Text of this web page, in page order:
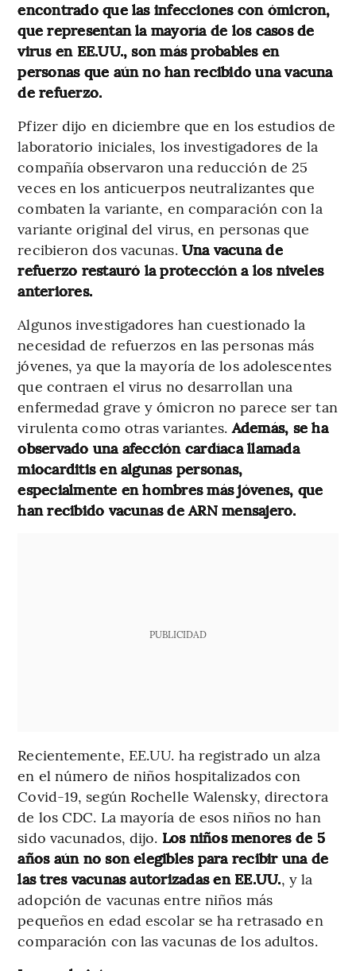
encontrado que las infecciones con ómicron,
que representan la mayoría de los casos de
virus en EE.UU., son más probables en
personas que aún no han recibido una vacuna
de refuerzo.
Pfizer dijo en diciembre que en los estudios de
laboratorio iniciales, los investigadores de la
compañía observaron una reducción de 25
veces en los anticuerpos neutralizantes que
combaten la variante, en comparación con la
variante original del virus, en personas que
recibieron dos vacunas. Una vacuna de
refuerzo restauró la protección a los niveles
anteriores.
Algunos investigadores han cuestionado la
necesidad de refuerzos en las personas más
jóvenes, ya que la mayoría de los adolescentes
que contraen el virus no desarrollan una
enfermedad grave y ómicron no parece ser tan
virulenta como otras variantes. Además, se ha
observado una afección cardíaca llamada
miocarditis en algunas personas,
especialmente en hombres más jóvenes, que
han recibido vacunas de ARN mensajero.
PUBLICIDAD
Recientemente, EE.UU. ha registrado un alza
en el número de niños hospitalizados con
Covid-19, según Rochelle Walensky, directora
de los CDC. La mayoría de esos niños no han
sido vacunados, dijo. Los niños menores de 5
años aún no son elegibles para recibir una de
las tres vacunas autorizadas en EE.UU., y la
adopción de vacunas entre niños más
pequeños en edad escolar se ha retrasado en
comparación con las vacunas de los adultos.